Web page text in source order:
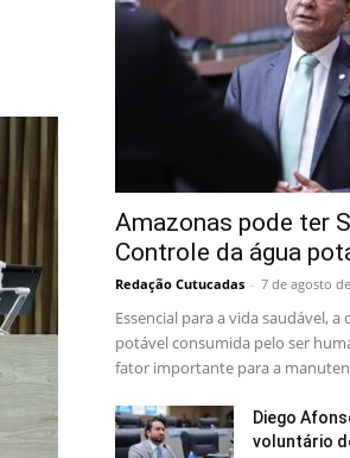
Amazonas pode ter
Controle da água
Redação Cutucadas - 7 de agosto
Essencial para a vida saudável, a
potável consumida pelo ser
fator importante para a
Diego
voluntário